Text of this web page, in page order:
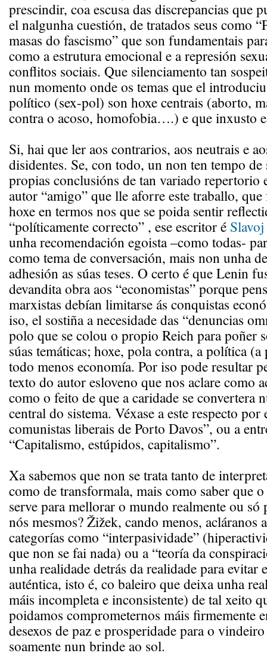
prescindir, coa escusa das discrepancias que
el nalgunha cuestión, de tratados seus como
masas do fascismo” que son fundamentais
como a estrutura emocional e a represión
conflitos sociais. Que silenciamento tan
nun momento onde os temas que el
político (sex-pol) son hoxe centrais (aborto,
contra o acoso, homofobia….) e que inxusto
Si, hai que ler aos contrarios, aos neutrais e
disidentes. Se, con todo, un non ten tempo de
propias conclusións de tan variado repertorio
autor “amigo” que lle aforre este traballo,
hoxe en termos nos que se poida sentir
“políticamente correcto” , ese escritor é
unha recomendación egoista –como todas-
como tema de conversación, mais non unha
adhesión as súas teses. O certo é que Lenin
devandita obra aos “economistas” porque
marxistas debían limitarse ás conquistas
iso, el sostiña a necesidade das “denuncias
polo que se colou o propio Reich para poñer
súas temáticas; hoxe, pola contra, a política
todo menos economía. Por iso pode resultar
texto do autor esloveno que nos aclare como
como o feito de que a caridade se convertera
central do sistema. Véxase a este respecto por
comunistas liberais de Porto Davos”, ou a
“Capitalismo, estúpidos, capitalismo”.
Xa sabemos que non se trata tanto de
como de transformala, mais como saber que
serve para mellorar o mundo realmente ou só
nós mesmos? Žižek, cando menos, acláranos
categorías como “interpasividade”
que non se fai nada) ou a “teoría da
unha realidade detrás da realidade para evitar
auténtica, isto é, co baleiro que deixa unha
máis incompleta e inconsistente) de tal xeito
poidamos comprometernos máis firmemente
desexos de paz e prosperidade para o
soamente nun brinde ao sol.